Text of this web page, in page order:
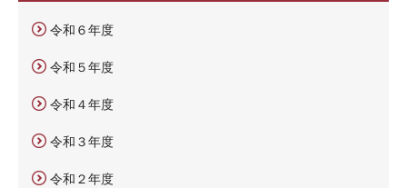
令和６年度
令和５年度
令和４年度
令和３年度
令和２年度